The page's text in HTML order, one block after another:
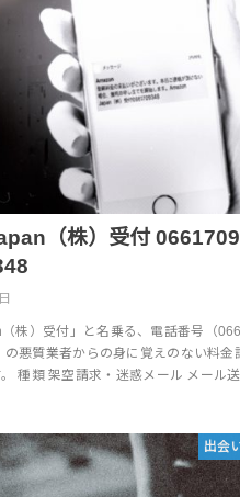
（株）受付
（株）受付」と名乗る、電話番号（
悪質業者からの身に覚えのない料金
種類 架空請求・迷惑メール メール
出会